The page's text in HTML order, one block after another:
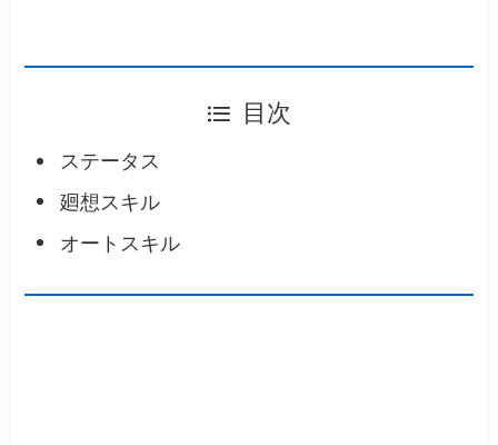
目次
ステータス
廻想スキル
オートスキル